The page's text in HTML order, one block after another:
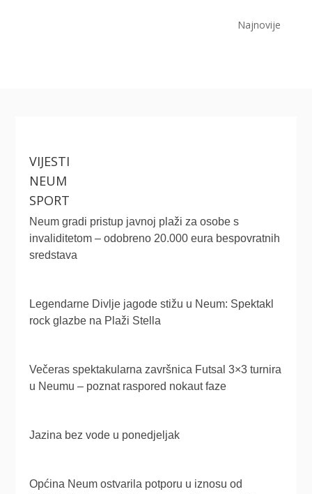
Najnovije
VIJESTI
NEUM
SPORT
Neum gradi pristup javnoj plaži za osobe s
invaliditetom – odobreno 20.000 eura bespovratnih
sredstava
Legendarne Divlje jagode stižu u Neum: Spektakl
rock glazbe na Plaži Stella
Večeras spektakularna završnica Futsal 3×3 turnira
u Neumu – poznat raspored nokaut faze
Jazina bez vode u ponedjeljak
Općina Neum ostvarila potporu u iznosu od